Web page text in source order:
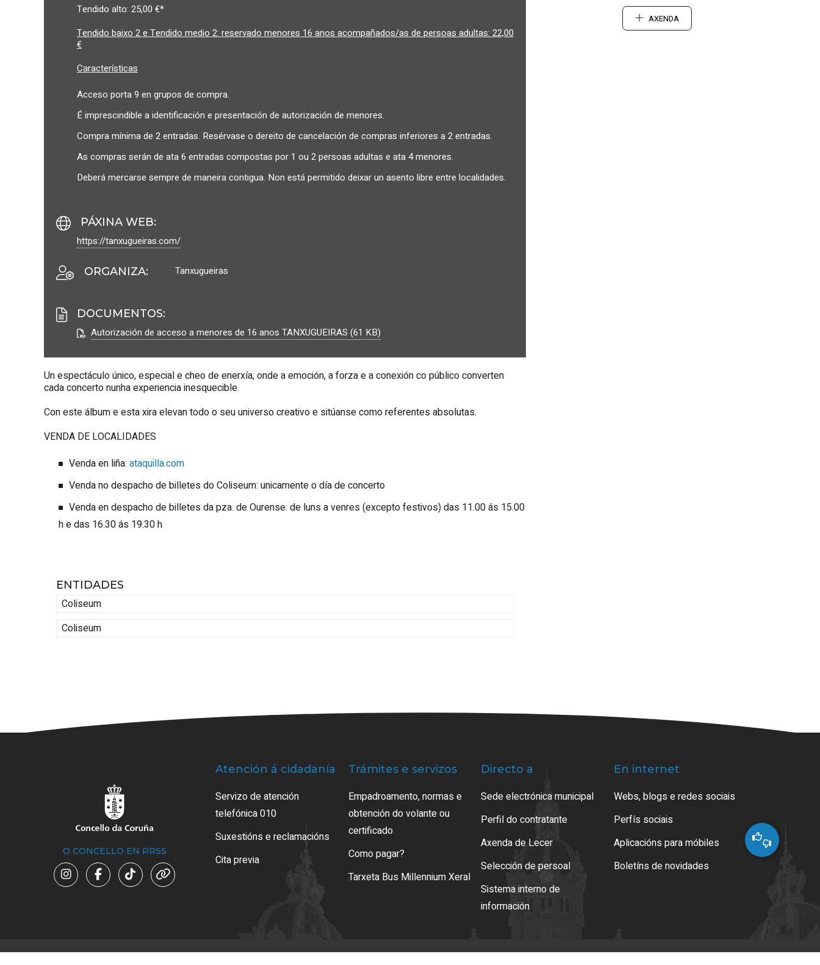
Tendido alto: 25,00 €*
Tendido baixo 2 e Tendido medio 2: reservado menores 16 anos acompañados/as de persoas adultas: 22,00
€
Características
Acceso porta 9 en grupos de compra.
É imprescindible a identificación e presentación de autorización de menores.
Compra mínima de 2 entradas. Resérvase o dereito de cancelación de compras inferiores a 2 entradas.
As compras serán de ata 6 entradas compostas por 1 ou 2 persoas adultas e ata 4 menores.
Deberá mercarse sempre de maneira contigua. Non está permitido deixar un asento libre entre localidades.
PÁXINA WEB:
https://tanxugueiras.com/
ORGANIZA: Tanxugueiras
DOCUMENTOS:
Autorización de acceso a menores de 16 anos TANXUGUEIRAS (61 KB)
Un espectáculo único, especial e cheo de enerxía, onde a emoción, a forza e a conexión co público converten
cada concerto nunha experiencia inesquecible.
Con este álbum e esta xira elevan todo o seu universo creativo e sitúanse como referentes absolutas.
VENDA DE LOCALIDADES
Venda en liña: ataquilla.com
Venda no despacho de billetes do Coliseum: unicamente o día de concerto
Venda en despacho de billetes da pza. de Ourense: de luns a venres (excepto festivos) das 11.00 ás 15.00
h e das 16.30 ás 19.30 h
ENTIDADES
Coliseum
Coliseum
AXENDA
O CONCELLO EN RRSS
Atención á cidadanía
Servizo de atención
telefónica 010
Suxestións e reclamacións
Cita previa
Trámites e servizos
Empadroamento, normas e
obtención do volante ou
certificado
Como pagar?
Tarxeta Bus Millennium Xeral
Directo a
Sede electrónica municipal
Perfil do contratante
Axenda de Lecer
Selección de persoal
Sistema interno de
información
En internet
Webs, blogs e redes sociais
Perfís sociais
Aplicacións para móbiles
Boletíns de novidades